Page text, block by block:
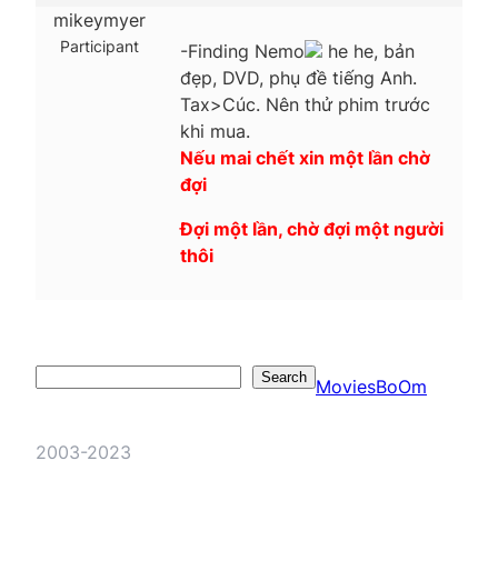
mikeymyer
Participant -Finding Nemo
he he, bản
đẹp, DVD, phụ đề tiếng Anh.
Tax>Cúc. Nên thử phim trước
khi mua.
Nếu mai chết xin một lần chờ
đợi
Đợi một lần, chờ đợi một người
thôi
Search MoviesBoOm
2003-2023